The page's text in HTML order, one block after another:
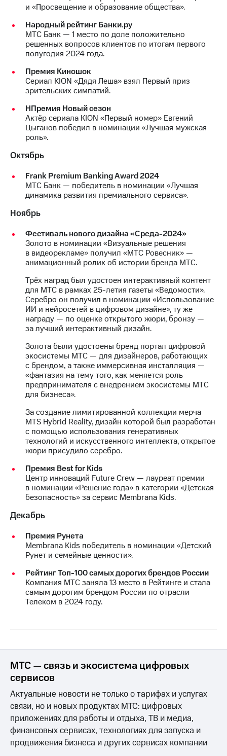
и «Просвещение и образование общества».
Народный рейтинг Банки.ру
МТС Банк — 1 место по доле положительно
решенных вопросов клиентов по итогам первого
полугодия 2024 года.
Премия Киношок
Сериал KION «Дядя Леша» взял Первый приз
зрительских симпатий.
НПремия Новый сезон
Актёр сериала KION «Первый номер» Евгений
Цыганов победил в номинации «Лучшая мужская
роль».
Октябрь
Frank Premium Banking Award 2024
МТС Банк — победитель в номинации «Лучшая
динамика развития премиального сервиса».
Ноябрь
Фестиваль нового дизайна «Среда-2024»
Золото в номинации «Визуальные решения
в видеорекламе» получил «МТС Ровесник» —
анимационный ролик об истории бренда МТС.
Трёх наград был удостоен интерактивный контент
для МТС в рамках 25-летия газеты «Ведомости».
Серебро он получил в номинации «Использование
ИИ и нейросетей в цифровом дизайне», ту же
награду — по оценке открытого жюри, бронзу —
за лучший интерактивный дизайн.
Золота были удостоены бренд портал цифровой
экосистемы МТС — для дизайнеров, работающих
с брендом, а также иммерсивная инсталляция —
«фантазия на тему того, как меняется роль
предпринимателя с внедрением экосистемы МТС
для бизнеса».
За создание лимитированной коллекции мерча
MTS Hybrid Reality, дизайн которой был разработан
с помощью использования генеративных
технологий и искусственного интеллекта, открытое
жюри присудило серебро.
Премия Best for Kids
Центр инноваций Future Crew — лауреат премии
в номинации «Решение года» в категории «Детская
безопасность» за сервис Membrana Kids.
Декабрь
Премия Рунета
Membrana Kids победитель в номинации «Детский
Рунет и семейные ценности».
Рейтинг Топ-100 самых дорогих брендов России
Компания МТС заняла 13 место в Рейтинге и стала
самым дорогим брендом России по отрасли
Телеком в 2024 году.
МТС — связь и экосистема цифровых
сервисов
Актуальные новости не только о тарифах и услугах
связи, но и новых продуктах МТС: цифровых
приложениях для работы и отдыха, ТВ и медиа,
финансовых сервисах, технологиях для запуска и
продвижения бизнеса и других сервисах компании